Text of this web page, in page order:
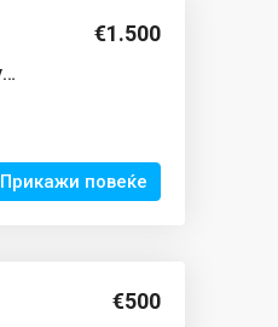
Се издава деловен простор 1300м2 во Струмица
€1.500
Прикажи повеќе
€500